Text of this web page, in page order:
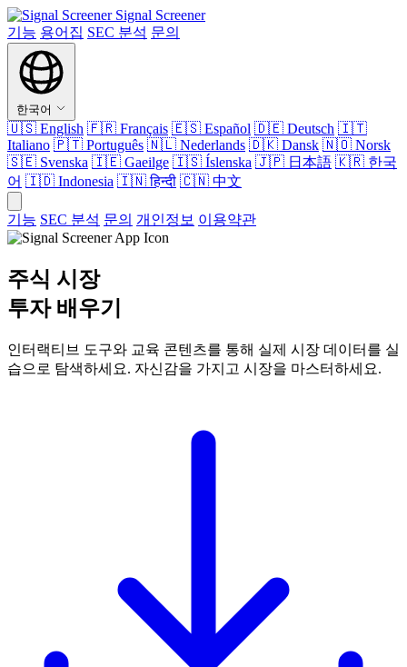
Signal Screener
기능 용어집 SEC 분석 문의
한국어
🇺🇸 English 🇫🇷 Français 🇪🇸 Español 🇩🇪 Deutsch 🇮🇹
Italiano 🇵🇹 Português 🇳🇱 Nederlands 🇩🇰 Dansk 🇳🇴 Norsk
🇸🇪 Svenska 🇮🇪 Gaeilge 🇮🇸 Íslenska 🇯🇵 日本語 🇰🇷 한국
어 🇮🇩 Indonesia 🇮🇳हिन्दी 🇨🇳 中文
기능 SEC 분석 문의 개인정보 이용약관
주식 시장
투자 배우기
인터랙티브 도구와 교육 콘텐츠를 통해 실제 시장 데이터를 실
습으로 탐색하세요. 자신감을 가지고 시장을 마스터하세요.